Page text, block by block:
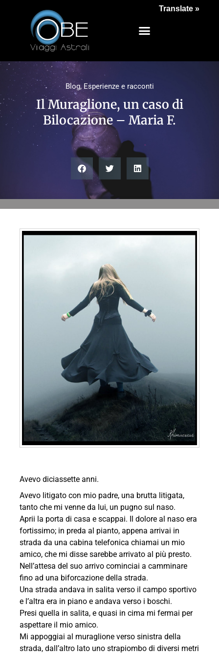
Blog, Esperienze e racconti
Il Muraglione, un caso di
Bilocazione – Maria F.
Avevo diciassette anni.
Avevo litigato con mio padre, una brutta litigata,
tanto che mi venne da lui, un pugno sul naso.
Aprii la porta di casa e scappai. Il dolore al naso era
fortissimo; in preda al pianto, appena arrivai in
strada da una cabina telefonica chiamai un mio
amico, che mi disse sarebbe arrivato al più presto.
Nell’attesa del suo arrivo cominciai a camminare
fino ad una biforcazione della strada.
Una strada andava in salita verso il campo sportivo
e l’altra era in piano e andava verso i boschi.
Presi quella in salita, e quasi in cima mi fermai per
aspettare il mio amico.
Mi appoggiai al muraglione verso sinistra della
strada, dall’altro lato uno strapiombo di diversi metri
Translate »